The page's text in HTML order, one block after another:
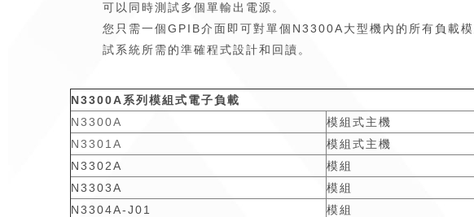
可以同時測試多個單輸出電源。
您只需一個GPIB介面即可對單個N3300A大型機內的所有負載
試系統所需的準確程式設計和回讀。
N3300A系列模組式電子負載
N3300A
模組式主機
N3301A
模組式主機
N3302A
模組
N3303A
模組
N3304A-J01
模組